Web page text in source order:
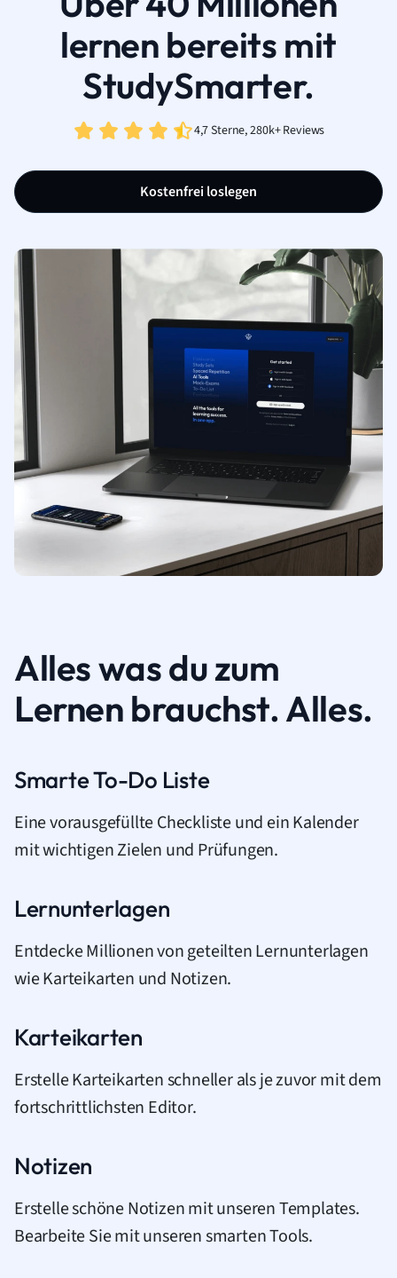
lernen bereits mit
StudySmarter.
4,7 Sterne, 280k+ Reviews
Kostenfrei loslegen
Alles was du zum
Lernen brauchst. Alles.
Smarte To-Do Liste
Eine vorausgefüllte Checkliste und ein Kalender
mit wichtigen Zielen und Prüfungen.
Lernunterlagen
Entdecke Millionen von geteilten Lernunterlagen
wie Karteikarten und Notizen.
Karteikarten
Erstelle Karteikarten schneller als je zuvor mit dem
fortschrittlichsten Editor.
Notizen
Erstelle schöne Notizen mit unseren Templates.
Bearbeite Sie mit unseren smarten Tools.